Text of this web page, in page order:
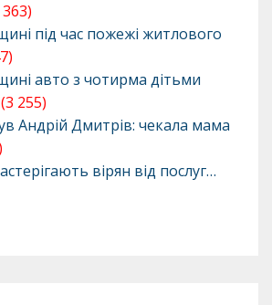
під час пожежі житлового
авто з чотирма дітьми
(3 255)
Андрій Дмитрів: чекала мама
вірян від послуг…